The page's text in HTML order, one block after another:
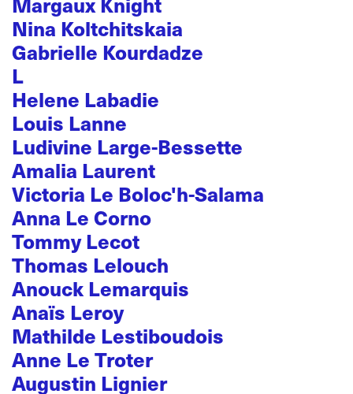
Nina Koltchitskaia
Gabrielle Kourdadze
L
Helene Labadie
Louis Lanne
Ludivine Large-Bessette
Amalia Laurent
Victoria Le Boloc'h-Salama
Anna Le Corno
Tommy Lecot
Thomas Lelouch
Anouck Lemarquis
Anaïs Leroy
Mathilde Lestiboudois
Anne Le Troter
Augustin Lignier